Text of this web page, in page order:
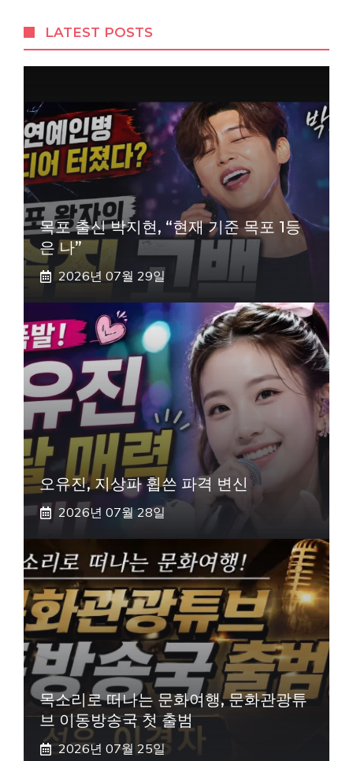
LATEST POSTS
목포 출신 박지현, “현재 기준 목포 1등
은 나”
2026년 07월 29일
오유진, 지상파 휩쓴 파격 변신
2026년 07월 28일
목소리로 떠나는 문화여행, 문화관광튜
브 이동방송국 첫 출범
2026년 07월 25일